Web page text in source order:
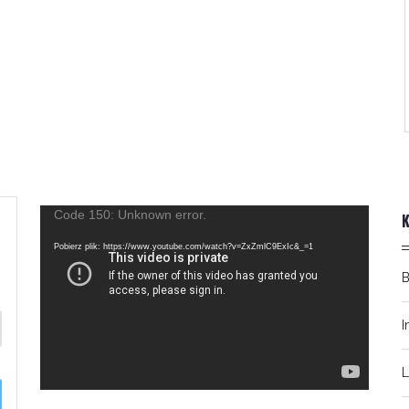
Odtwarzacz
Code 150: Unknown error.
Pobierz plik: https://www.youtube.com/watch?v=ZxZmlC9ExIc&_=1